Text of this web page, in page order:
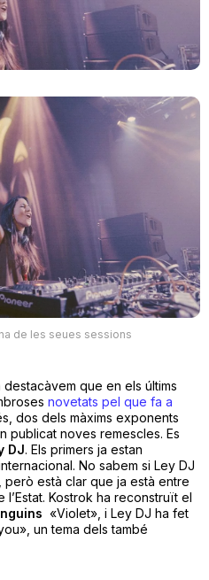
de les seues sessions
que en els últims
novetats pel que fa a
dos dels màxims exponents
publicat noves remescles. Es
DJ. Els primers ja estan
No sabem si Ley DJ
però està clar que ja està entre
Kostrok ha reconstruït el
«Violet», i Ley DJ ha fet
un tema dels també